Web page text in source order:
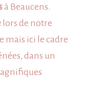
à Beaucens.
lors de notre
mais ici le cadre
dans un